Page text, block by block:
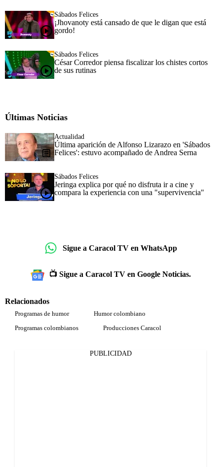
Sábados Felices
¡Jhovanoty está cansado de que le digan que está
gordo!
Sábados Felices
César Corredor piensa fiscalizar los chistes cortos
de sus rutinas
Últimas Noticias
Actualidad
Última aparición de Alfonso Lizarazo en 'Sábados
Felices': estuvo acompañado de Andrea Serna
Sábados Felices
Jeringa explica por qué no disfruta ir a cine y
compara la experiencia con una "supervivencia"
Sigue a Caracol TV en WhatsApp
📺 Sigue a Caracol TV en Google Noticias.
Relacionados
Programas de humor
Humor colombiano
Programas colombianos
Producciones Caracol
PUBLICIDAD